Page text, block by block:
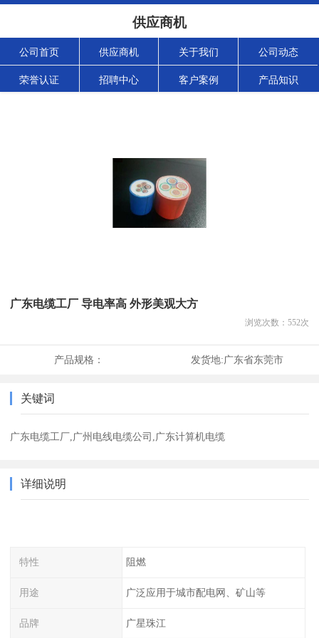
供应商机
公司首页 供应商机 关于我们 公司动态
荣誉认证 招聘中心 客户案例 产品知识
广东电缆工厂 导电率高 外形美观大方
浏览次数： 552次
产品规格： 发货地:广东省东莞市
关键词
广东电缆工厂,广州电线电缆公司,广东计算机电缆
详细说明
特性 阻燃
用途 广泛应用于城市配电网、矿山等
品牌 广星珠江